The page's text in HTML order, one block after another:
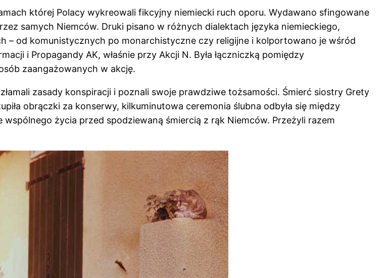
której Polacy wykreowali fikcyjny niemiecki ruch oporu. Wydawano sfingowane
samych Niemców. Druki pisano w różnych dialektach języka niemieckiego,
od komunistycznych po monarchistyczne czy religijne i kolportowano je wśród
i Propagandy AK, właśnie przy Akcji N. Była łączniczką pomiędzy
zaangażowanych w akcję.
zasady konspiracji i poznali swoje prawdziwe tożsamości. Śmierć siostry Grety
obrączki za konserwy, kilkuminutowa ceremonia ślubna odbyła się między
życia przed spodziewaną śmiercią z rąk Niemców. Przeżyli razem